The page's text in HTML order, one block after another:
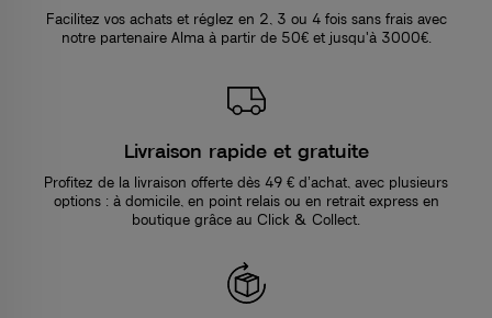
Facilitez vos achats et réglez en 2, 3 ou 4 fois sans frais avec
notre partenaire Alma à partir de 50€ et jusqu'à 3000€.
Livraison rapide et gratuite
Profitez de la livraison offerte dès 49 € d’achat, avec plusieurs
options : à domicile, en point relais ou en retrait express en
boutique grâce au Click & Collect.